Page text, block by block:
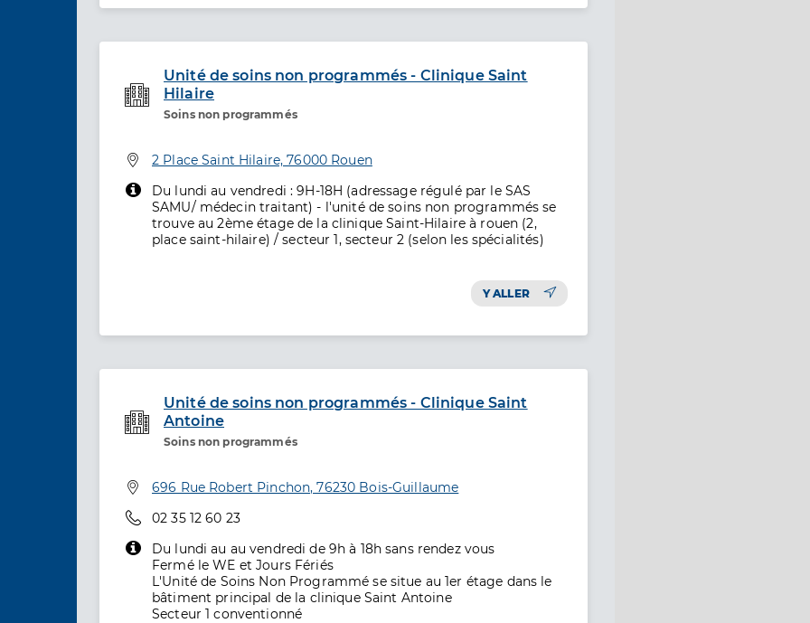
Unité de soins non programmés - Clinique Saint
Hilaire
Soins non programmés
Etablissement de soins
Adresse
2 Place Saint Hilaire, 76000 Rouen
Du lundi au vendredi : 9H-18H (adressage régulé par le SAS
SAMU/ médecin traitant) - l'unité de soins non programmés se
trouve au 2ème étage de la clinique Saint-Hilaire à rouen (2,
place saint-hilaire) / secteur 1, secteur 2 (selon les spécialités)
Y ALLER
Unité de soins non programmés - Clinique Saint
Antoine
Soins non programmés
Etablissement de soins
Adresse
696 Rue Robert Pinchon, 76230 Bois-Guillaume
Téléphone
02 35 12 60 23
Du lundi au au vendredi de 9h à 18h sans rendez vous
Fermé le WE et Jours Fériés
L'Unité de Soins Non Programmé se situe au 1er étage dans le
bâtiment principal de la clinique Saint Antoine
Secteur 1 conventionné